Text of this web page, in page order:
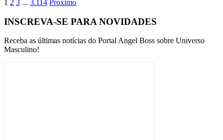
1 2 3 ... 3.114 Proximo
INSCREVA-SE PARA NOVIDADES
Receba as últimas notícias do Portal Angel Boss sobre Universo
Masculino!